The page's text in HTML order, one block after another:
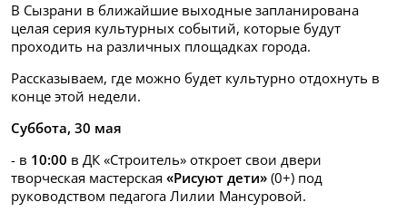
В Сызрани в ближайшие выходные запланирована
целая серия культурных событий, которые будут
проходить на различных площадках города.
Рассказываем, где можно будет культурно отдохнуть в
конце этой недели.
Суббота, 30 мая
- в 10:00 в ДК «Строитель» откроет свои двери
творческая мастерская «Рисуют дети» (0+) под
руководством педагога Лилии Мансуровой.